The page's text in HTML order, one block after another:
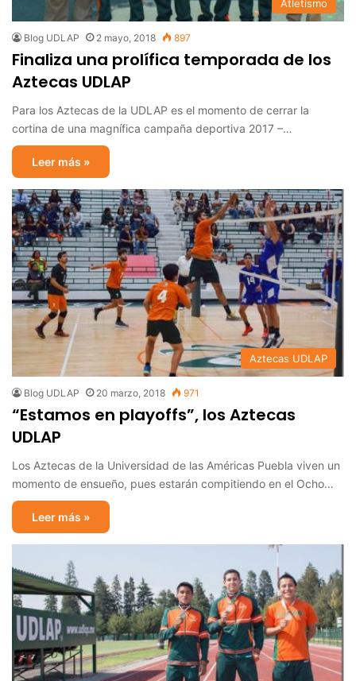
Atletismo
Blog UDLAP 2 mayo, 2018 897
Finaliza una prolífica temporada de los
Aztecas UDLAP
Para los Aztecas de la UDLAP es el momento de cerrar la
cortina de una magnífica campaña deportiva 2017 –…
Leer más »
Aztecas UDLAP
Blog UDLAP 20 marzo, 2018 971
“Estamos en playoffs”, los Aztecas
UDLAP
Los Aztecas de la Universidad de las Américas Puebla viven un
momento de ensueño, pues estarán compitiendo en el Ocho…
Leer más »